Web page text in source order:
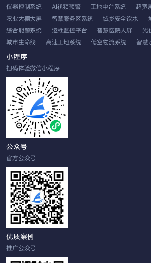
仪器控制系统
AI视频预警 工地中台系统
超宽
农业大棚大屏
智慧服务区系统 城乡安全饮水
综合能源系统
运维监控平台 智慧医院大屏
光
城市生命线
高速工地系统 低空物流系统
智慧
EMS智慧云平台
无人机车载巡检
工业视觉分析
小程序
扫码体验微信小程序
公众号
官方公众号
优质案例
推广公众号